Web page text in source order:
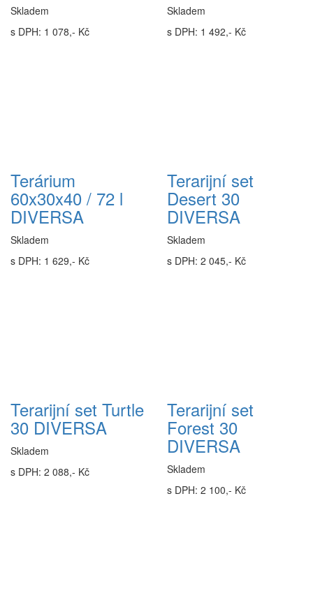
Skladem
s DPH: 1 078,- Kč
Skladem
s DPH: 1 492,- Kč
Terárium
60x30x40 / 72 l
DIVERSA
Skladem
s DPH: 1 629,- Kč
Terarijní set
Desert 30
DIVERSA
Skladem
s DPH: 2 045,- Kč
Terarijní set Turtle
30 DIVERSA
Skladem
s DPH: 2 088,- Kč
Terarijní set
Forest 30
DIVERSA
Skladem
s DPH: 2 100,- Kč